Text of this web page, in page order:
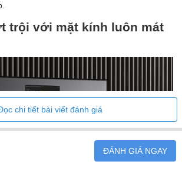
ngày
bắt đầu nấu
nấu xong
nấu
tế
trội với mặt kính luôn mát
chi tiết bài viết đánh giá
ĐÁNH GIÁ NGAY